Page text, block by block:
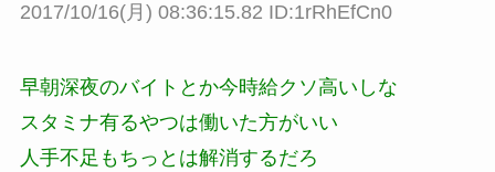
2017/10/16(月) 08:36:15.82 ID:1rRhEfCn0
早朝深夜のバイトとか今時給クソ高いしな
スタミナ有るやつは働いた方がいい
人手不足もちっとは解消するだろ